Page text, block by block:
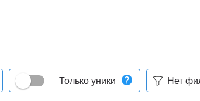
Только уники